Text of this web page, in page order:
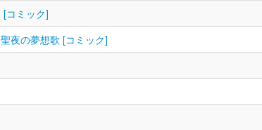
コミック]
夜の夢想歌 [コミック]